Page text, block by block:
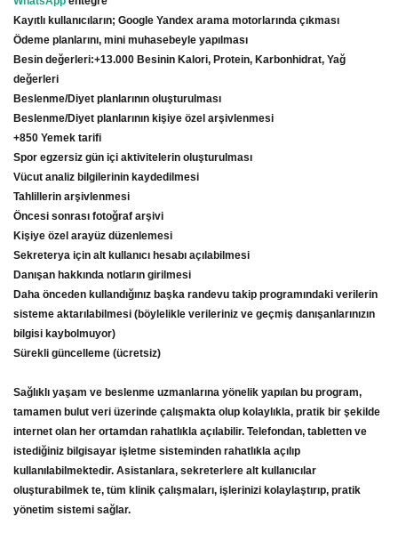
Kayıtlı kullanıcıların; Google Yandex arama motorlarında çıkması
Ödeme planlarını, mini muhasebeyle yapılması
Besin değerleri:+13.000 Besinin Kalori, Protein, Karbonhidrat, Yağ
değerleri
Beslenme/Diyet planlarının oluşturulması
Beslenme/Diyet planlarının kişiye özel arşivlenmesi
+850 Yemek tarifi
Spor egzersiz gün içi aktivitelerin oluşturulması
Vücut analiz bilgilerinin kaydedilmesi
Tahlillerin arşivlenmesi
Öncesi sonrası fotoğraf arşivi
Kişiye özel arayüz düzenlemesi
Sekreterya için alt kullanıcı hesabı açılabilmesi
Danışan hakkında notların girilmesi
Daha önceden kullandığınız başka randevu takip programındaki verilerin
sisteme aktarılabilmesi (böylelikle verileriniz ve geçmiş danışanlarınızın
bilgisi kaybolmuyor)
Sürekli güncelleme (ücretsiz)
Sağlıklı yaşam ve beslenme uzmanlarına yönelik yapılan bu program,
tamamen bulut veri üzerinde çalışmakta olup kolaylıkla, pratik bir şekilde
internet olan her ortamdan rahatlıkla açılabilir. Telefondan, tabletten ve
istediğiniz bilgisayar işletme sisteminden rahatlıkla açılıp
kullanılabilmektedir. Asistanlara, sekreterlere alt kullanıcılar
oluşturabilmek te, tüm klinik çalışmaları, işlerinizi kolaylaştırıp, pratik
yönetim sistemi sağlar.